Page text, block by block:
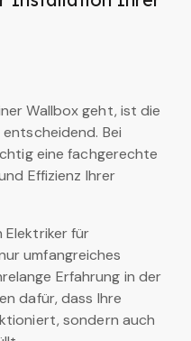
Wallbox geht, ist die
Bei
eine fachgerechte
Effizienz Ihrer
Elektriker für
umfangreiches
Erfahrung in der
dafür, dass Ihre
sondern auch